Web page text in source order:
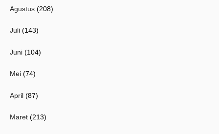
Agustus (208)
Juli (143)
Juni (104)
Mei (74)
April (87)
Maret (213)